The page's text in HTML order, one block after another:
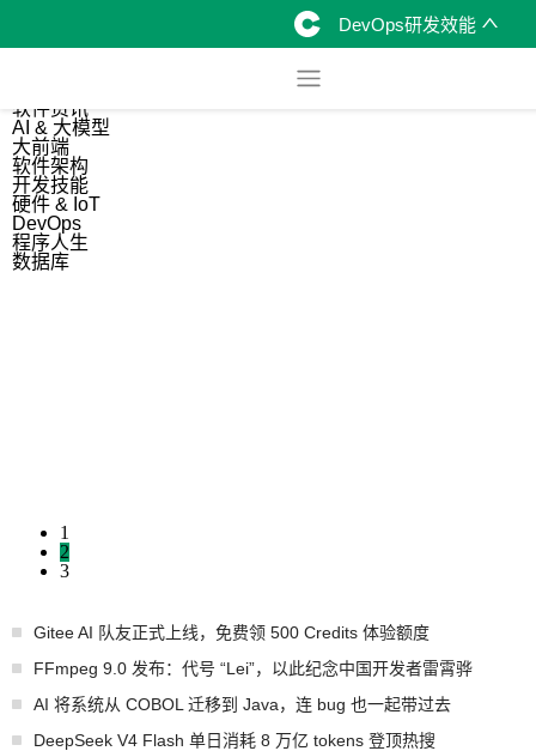
DevOps研发效能
软件资讯
AI & 大模型
大前端
软件架构
开发技能
硬件 & IoT
DevOps
程序人生
数据库
1
2
3
Gitee AI 队友正式上线，免费领 500 Credits 体验额度
FFmpeg 9.0 发布：代号 “Lei”，以此纪念中国开发者雷霄骅
AI 将系统从 COBOL 迁移到 Java，连 bug 也一起带过去
DeepSeek V4 Flash 单日消耗 8 万亿 tokens 登顶热搜